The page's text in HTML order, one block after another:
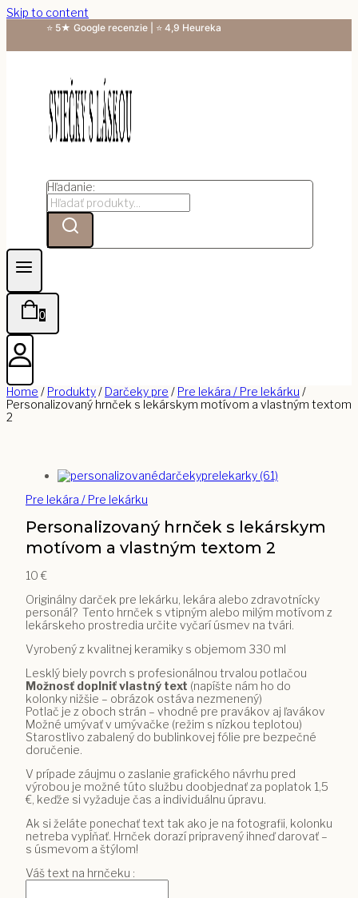
Skip to content
⭐ 5★ Google recenzie | ⭐ 4,9 Heureka
Hľadanie:
0
Home / Produkty/ Darčeky pre / Pre lekára / Pre lekárku /
Personalizovaný hrnček s lekárskym motívom a vlastným textom
2
Pre lekára / Pre lekárku
Personalizovaný hrnček s lekárskym
motívom a vlastným textom 2
10 €
Originálny darček pre lekárku, lekára alebo zdravotnícky
personál? Tento hrnček s vtipným alebo milým motívom z
lekárskeho prostredia určite vyčarí úsmev na tvári.
Vyrobený z kvalitnej keramiky s objemom 330 ml
Lesklý biely povrch s profesionálnou trvalou potlačou
Možnosť doplniť vlastný text (napíšte nám ho do
kolonky nižšie – obrázok ostáva nezmenený)
Potlač je z oboch strán – vhodné pre pravákov aj ľavákov
Možné umývať v umývačke (režim s nízkou teplotou)
Starostlivo zabalený do bublinkovej fólie pre bezpečné
doručenie.
V prípade záujmu o zaslanie grafického návrhu pred
výrobou je možné túto službu doobjednať za poplatok 1,5
€, keďže si vyžaduje čas a individuálnu úpravu.
Ak si želáte ponechať text tak ako je na fotografii, kolonku
netreba vypĺňať. Hrnček dorazí pripravený ihneď darovať –
s úsmevom a štýlom!
Váš text na hrnčeku :